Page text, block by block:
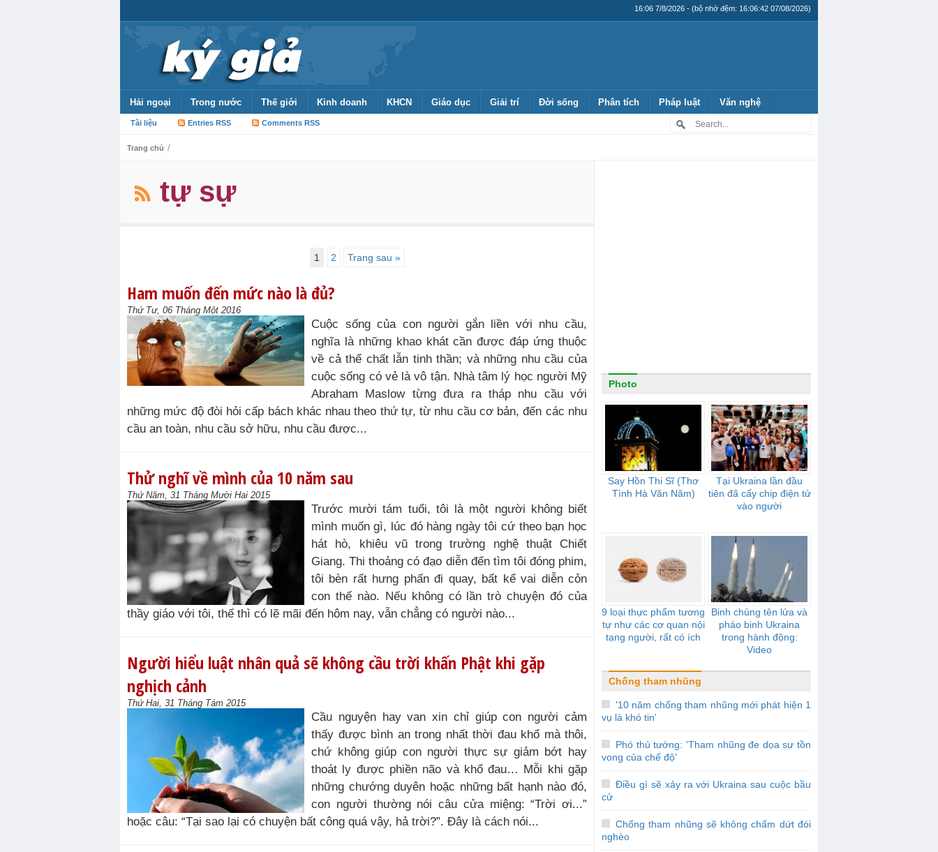
16:06 7/8/2026 - (bộ nhớ đệm: 16:06:42 07/08/2026)
Hải ngoại Trong nước Thế giới Kinh doanh KHCN Giáo dục Giải trí Đời sống Phân tích Pháp luật Văn nghệ
Tài liệu Entries RSS Comments RSS
Trang chủ /
tự sự
1 2 Trang sau »
Ham muốn đến mức nào là đủ?
Thứ Tư, 06 Tháng Một 2016
Cuộc sống của con người gắn liền với nhu cầu,
nghĩa là những khao khát cần được đáp ứng thuộc
về cả thể chất lẫn tinh thần; và những nhu cầu của
cuộc sống có vẻ là vô tận. Nhà tâm lý học người Mỹ
Abraham Maslow từng đưa ra tháp nhu cầu với
những mức độ đòi hỏi cấp bách khác nhau theo thứ tự, từ nhu cầu cơ bản, đến các nhu
cầu an toàn, nhu cầu sở hữu, nhu cầu được...
Thử nghĩ về mình của 10 năm sau
Thứ Năm, 31 Tháng Mười Hai 2015
Trước mười tám tuổi, tôi là một người không biết
mình muốn gì, lúc đó hàng ngày tôi cứ theo bạn học
hát hò, khiêu vũ trong trường nghệ thuật Chiết
Giang. Thi thoảng có đạo diễn đến tìm tôi đóng phim,
tôi bèn rất hưng phấn đi quay, bất kể vai diễn cỏn
con thế nào. Nếu không có lần trò chuyện đó của
thầy giáo với tôi, thế thì có lẽ mãi đến hôm nay, vẫn chẳng có người nào...
Người hiểu luật nhân quả sẽ không cầu trời khấn Phật khi gặp
nghịch cảnh
Thứ Hai, 31 Tháng Tám 2015
Cầu nguyện hay van xin chỉ giúp con người cảm
thấy được bình an trong nhất thời đau khổ mà thôi,
chứ không giúp con người thực sự giảm bớt hay
thoát ly được phiền não và khổ đau… Mỗi khi gặp
những chướng duyên hoặc những bất hạnh nào đó,
con người thường nói câu cửa miệng: “Trời ơi...”
hoặc câu: “Tại sao lại có chuyện bất công quá vậy, hả trời?”. Đây là cách nói...
Photo
Say Hồn Thi Sĩ (Thơ
Tình Hà Văn Năm)
Tại Ukraina lần đầu
tiên đã cấy chip điện tử
vào người
9 loại thực phẩm tương
tự như các cơ quan nội
tạng người, rất có ích
Binh chủng tên lửa và
pháo binh Ukraina
trong hành động:
Video
Chống tham nhũng
'10 năm chống tham nhũng mới phát hiện 1
vụ là khó tin'
Phó thủ tướng: 'Tham nhũng đe dọa sự tồn
vong của chế độ'
Điều gì sẽ xảy ra với Ukraina sau cuộc bầu
cử
Chống tham nhũng sẽ không chấm dứt đói
nghèo